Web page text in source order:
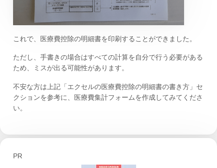
これで、医療費控除の明細書を印刷することができました。
ただし、手書きの場合はすべての計算を自分で行う必要がある
ため、ミスが出る可能性があります。
不安な方は上記「エクセルの医療費控除の明細書の書き方」セ
クションを参考に、医療費集計フォームを作成してみてくださ
い。
PR